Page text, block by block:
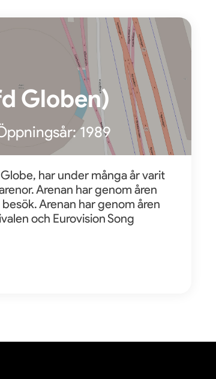
Globen)
1989
har under många år varit
Arenan har genom åren
Arenan har genom åren
och Eurovision Song